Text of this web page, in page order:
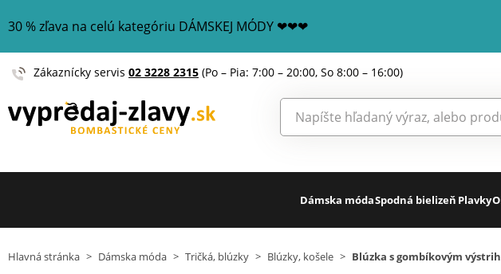
30 % zľava na celú kategóriu DÁMSKEJ MÓDY ❤❤❤
Zákaznícky servis 02 3228 2315 (Po – Pia: 7:00 – 20:00, So 8:00 – 16:00)
Dámska módaSpodná bielizeň Plavky
Hlavná stránka > Dámska móda > Tričká, blúzky > Blúzky, košele > Blúzka s gombíkovým